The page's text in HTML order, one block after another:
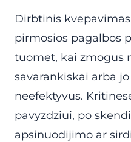
Dirbtinis
pirmosios pagalbos
tuomet, kai zmogus
savarankiskai arba
neefektyvus.
pavyzdziui, po
apsinuodijimo ar